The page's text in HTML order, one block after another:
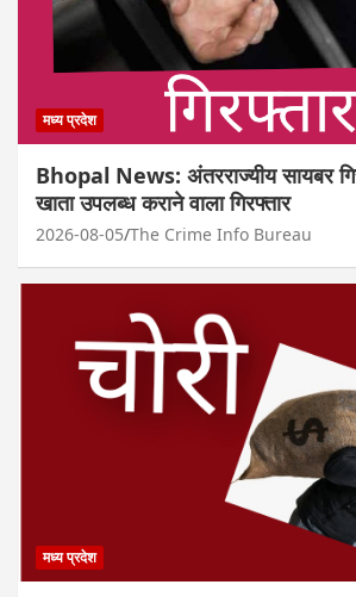
मध्य प्रदेश
Bhopal News: अंतरराज्यीय सायबर
खाता उपलब्ध कराने वाला गिरफ्तार
2026-08-05 The Crime Info Bureau
मध्य प्रदेश